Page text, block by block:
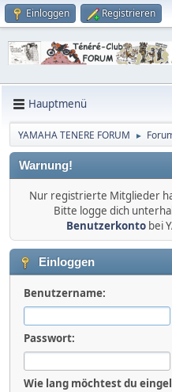
Einloggen Registrieren
Hauptmenü
YAMAHA TENERE FORUM ►
Warnung!
Nur registrierte Mitglieder
Bitte logge dich
Benutzerkontobei
Einloggen
Benutzername:
Passwort:
Wie lang möchtest du